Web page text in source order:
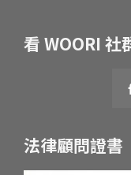
看 WOORI 社
法律顧問證書